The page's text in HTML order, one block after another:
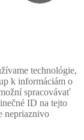
technológie,
k informáciám o
spracovávať
ID na tejto
nepriaznivo